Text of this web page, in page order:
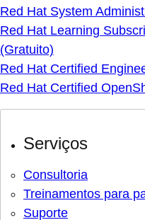
Red Hat System
Red Hat Learning
(Gratuito)
Red Hat Certified
Red Hat Certified
Serviços
Consultoria
Treinamentos para
Suporte